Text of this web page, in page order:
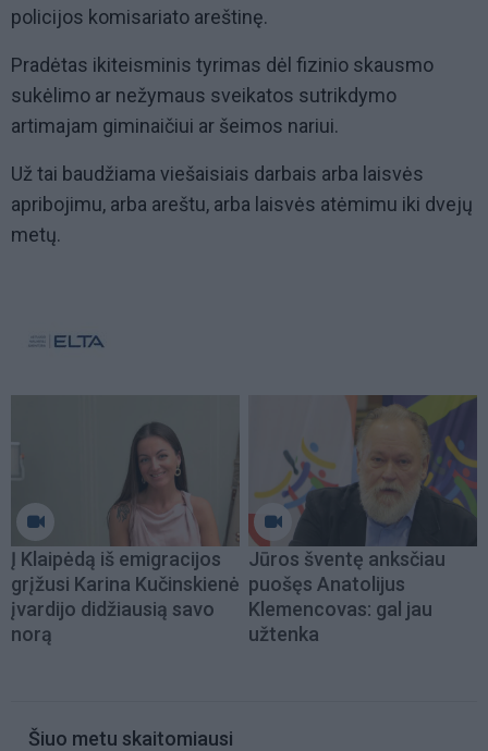
policijos komisariato areštinę.
Pradėtas ikiteisminis tyrimas dėl fizinio skausmo
sukėlimo ar nežymaus sveikatos sutrikdymo
artimajam giminaičiui ar šeimos nariui.
Už tai baudžiama viešaisiais darbais arba laisvės
apribojimu, arba areštu, arba laisvės atėmimu iki dvejų
metų.
Į Klaipėdą iš emigracijos
grįžusi Karina Kučinskienė
įvardijo didžiausią savo
norą
Jūros šventę anksčiau
puošęs Anatolijus
Klemencovas: gal jau
užtenka
Šiuo metu skaitomiausi